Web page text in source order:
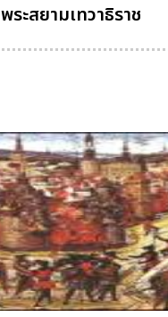
พระสยามเทวาธิราช